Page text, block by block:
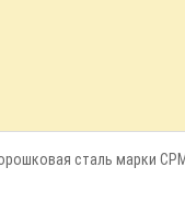
сталь марки